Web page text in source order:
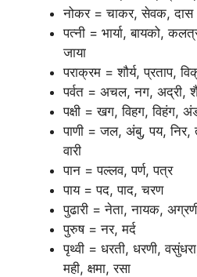
नोकर = चाकर, सेवक, दास
पत्नी = भार्या, बायको,
जाया
पराक्रम = शौर्य, प्रताप,
पर्वत = अचल, नग, अद्री,
पक्षी = खग, विहग, विहंग,
पाणी = जल, अंबु, पय,
वारी
पान = पल्लव, पर्ण, पत्र
पाय = पद, पाद, चरण
पुढारी = नेता, नायक,
पुरुष = नर, मर्द
पृथ्वी = धरती, धरणी,
मही, क्षमा, रसा